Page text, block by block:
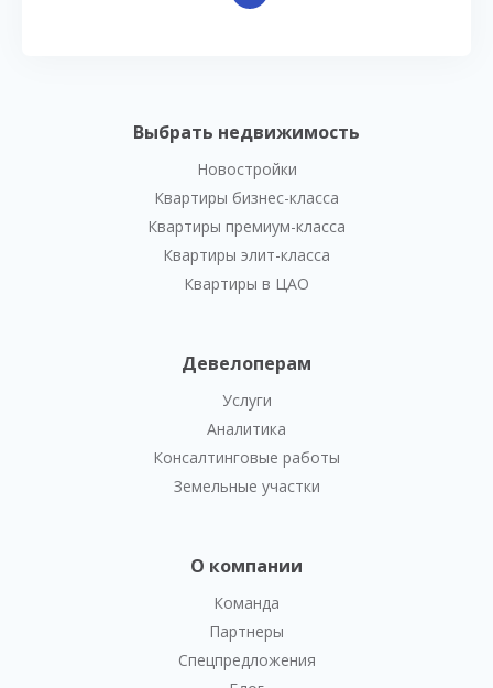
Выбрать недвижимость
Новостройки
Квартиры бизнес-класса
Квартиры премиум-класса
Квартиры элит-класса
Квартиры в ЦАО
Девелоперам
Услуги
Аналитика
Консалтинговые работы
Земельные участки
О компании
Команда
Партнеры
Спецпредложения